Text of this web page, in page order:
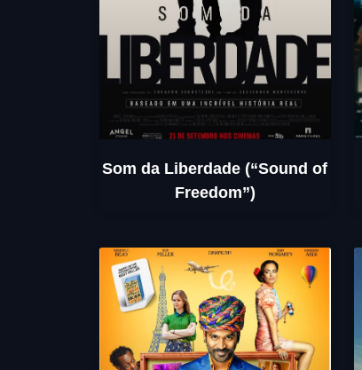
Som da Liberdade (“Sound of
Freedom”)